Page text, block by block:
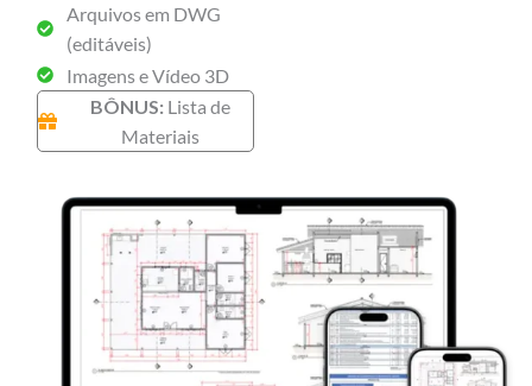
Arquivos em DWG
(editáveis)
Imagens e Vídeo 3D
BÔNUS: Lista de
Materiais